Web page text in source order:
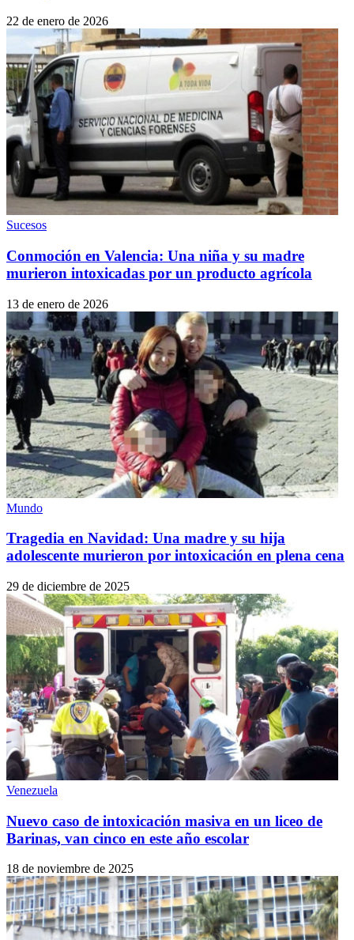
22 de enero de 2026
Sucesos
Conmoción en Valencia: Una niña y su madre
murieron intoxicadas por un producto agrícola
13 de enero de 2026
Mundo
Tragedia en Navidad: Una madre y su hija
adolescente murieron por intoxicación en plena cena
29 de diciembre de 2025
Venezuela
Nuevo caso de intoxicación masiva en un liceo de
Barinas, van cinco en este año escolar
18 de noviembre de 2025